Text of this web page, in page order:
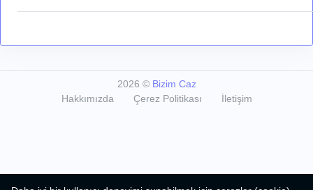
2026 © Bizim Caz
Hakkımızda
Çerez Politikası İletişim